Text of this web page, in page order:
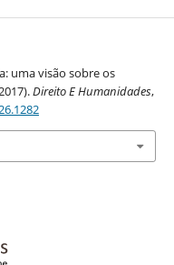
uma visão sobre os
Direito E Humanidades,